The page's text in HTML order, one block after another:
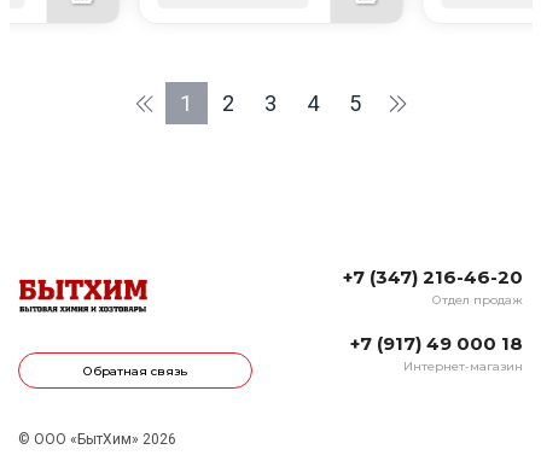
1 2 3 4 5
Обратная связь
+7 (347) 216-46-20
Отдел продаж
+7 (917) 49 000 18
Интернет-магазин
© ООО «БытХим» 2026